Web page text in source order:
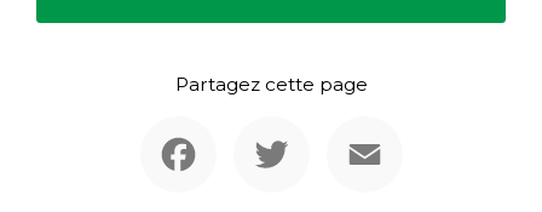
Partagez cette page